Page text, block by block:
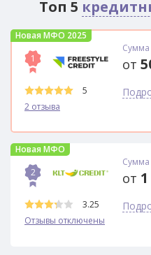
Топ 5
Новая МФО 2025
1
5
2 отзыва
Сумма
от
Новая МФО
2
3.25
Отзывы отключены
Сумма
от